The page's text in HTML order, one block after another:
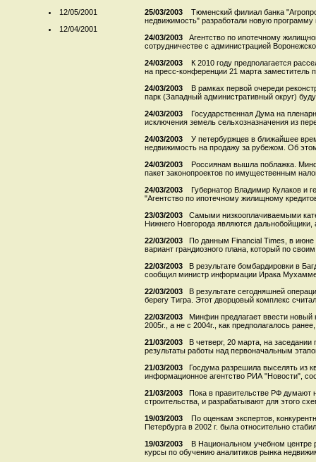
12/05/2001
12/04/2001
25/03/2003
Тюменский филиал банка
недвижимость" разработали новую программу
24/03/2003
Агентство по ипотечному
сотрудничестве с администрацией
24/03/2003
К 2010 году предполагается
на пресс-конференции 21 марта заместитель
24/03/2003
В рамках первой очереди
парк (Западный административный округ)
24/03/2003
Государственная Дума на
исключения земель сельхозназначения из
24/03/2003
У петербуржцев в ближайшее
недвижимость на продажу за рубежом. Об
24/03/2003
Россиянам вышла поблажка.
пакет законопроектов по имущественным
24/03/2003
Губернатор Владимир Кулаков и
"Агентство по ипотечному жилищному
23/03/2003
Самыми низкооплачиваемыми
Нижнего Новгорода являются
22/03/2003
По данным Financial Times, в июне
вариант грандиозного плана, который по
22/03/2003
В результате бомбардировки в
сообщил министр информации Ирака
22/03/2003
В результате сегодняшней
берегу Тигра. Этот дворцовый комплекс
22/03/2003
Минфин предлагает ввести
2005г., а не с 2004г., как предполагалось
21/03/2003
В четверг, 20 марта, на
результаты работы над первоначальным
21/03/2003
Госдума разрешила выселять из
информационное агентство РИА "Новости",
21/03/2003
Пока в правительстве РФ думают
строительства, и разрабатывают для этого
19/03/2003
По оценкам экспертов,
Петербурга в 2002 г. была относительно
19/03/2003
В Национальном учебном центре
курсы по обучению аналитиков рынка